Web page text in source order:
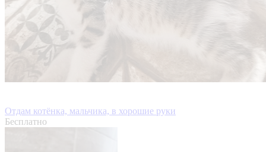
Отдам котёнка, мальчика, в хорошие руки
Бесплатно